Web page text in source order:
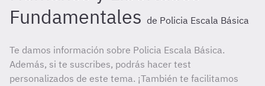
Fundamentales de Policia Escala Básica
Te damos información sobre Policia Escala Básica.
Además, si te suscribes, podrás hacer test
personalizados de este tema. ¡También te facilitamos